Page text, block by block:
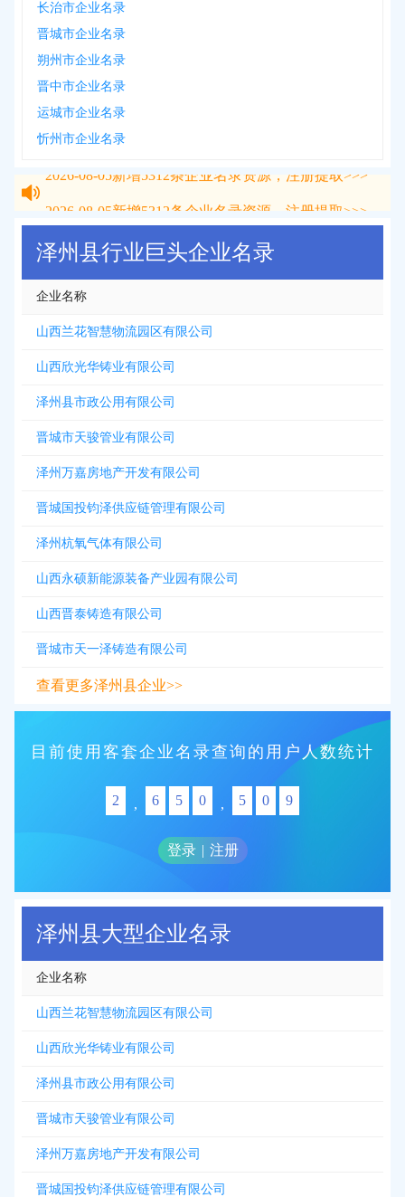
长治市企业名录
晋城市企业名录
朔州市企业名录
晋中市企业名录
运城市企业名录
忻州市企业名录
泽州县行业巨头企业名录
企业名称
山西兰花智慧物流园区有限公司
山西欣光华铸业有限公司
泽州县市政公用有限公司
晋城市天骏管业有限公司
泽州万嘉房地产开发有限公司
晋城国投钧泽供应链管理有限公司
泽州杭氧气体有限公司
山西永硕新能源装备产业园有限公司
山西晋泰铸造有限公司
晋城市天一泽铸造有限公司
查看更多泽州县企业>>
目前使用客套企业名录查询的用户人数统计
2 , 6 5 0 , 5 0 9
登录 | 注册
泽州县大型企业名录
企业名称
山西兰花智慧物流园区有限公司
山西欣光华铸业有限公司
泽州县市政公用有限公司
晋城市天骏管业有限公司
泽州万嘉房地产开发有限公司
晋城国投钧泽供应链管理有限公司